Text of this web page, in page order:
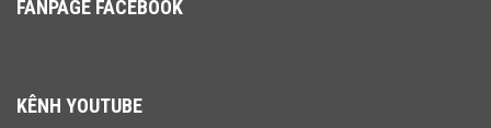
FANPAGE FACEBOOK
KÊNH YOUTUBE